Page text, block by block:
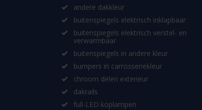
andere dakkleur
buitenspiegels elektrisch inklapbaar
buitenspiegels elektrisch verstel- en
verwarmbaar
buitenspiegels in andere kleur
bumpers in carrosseriekleur
chroom delen exterieur
dakrails
full-LED koplampen